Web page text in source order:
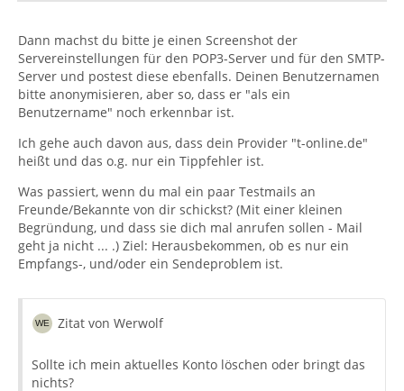
Dann machst du bitte je einen Screenshot der
Servereinstellungen für den POP3-Server und für den SMTP-
Server und postest diese ebenfalls. Deinen Benutzernamen
bitte anonymisieren, aber so, dass er "als ein
Benutzername" noch erkennbar ist.
Ich gehe auch davon aus, dass dein Provider "t-online.de"
heißt und das o.g. nur ein Tippfehler ist.
Was passiert, wenn du mal ein paar Testmails an
Freunde/Bekannte von dir schickst? (Mit einer kleinen
Begründung, und dass sie dich mal anrufen sollen - Mail
geht ja nicht ... .) Ziel: Herausbekommen, ob es nur ein
Empfangs-, und/oder ein Sendeproblem ist.
Zitat von Werwolf
Sollte ich mein aktuelles Konto löschen oder bringt das
nichts?